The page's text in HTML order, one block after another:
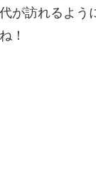
が訪れるよう
！